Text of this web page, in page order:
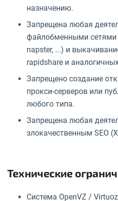
назначению.
Запрещена любая
файлобменными сетями
napster, ...) и
rapidshare и
Запрещено создание
прокси-серверов или
любого типа.
Запрещена любая
злокачественным SEO
Технические
Система OpenVZ /